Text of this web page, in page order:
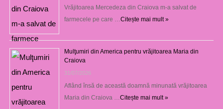
Vrăjitoarea Mercedeza din Craiova m-a salvat de
farmecele pe care … Citește mai mult »
Mulţumiri din America pentru vrăjitoarea Maria din
Craiova
31/07/2026
Aflând însă de această doamnă minunată vrăjitoarea
Maria din Craiova … Citește mai mult »